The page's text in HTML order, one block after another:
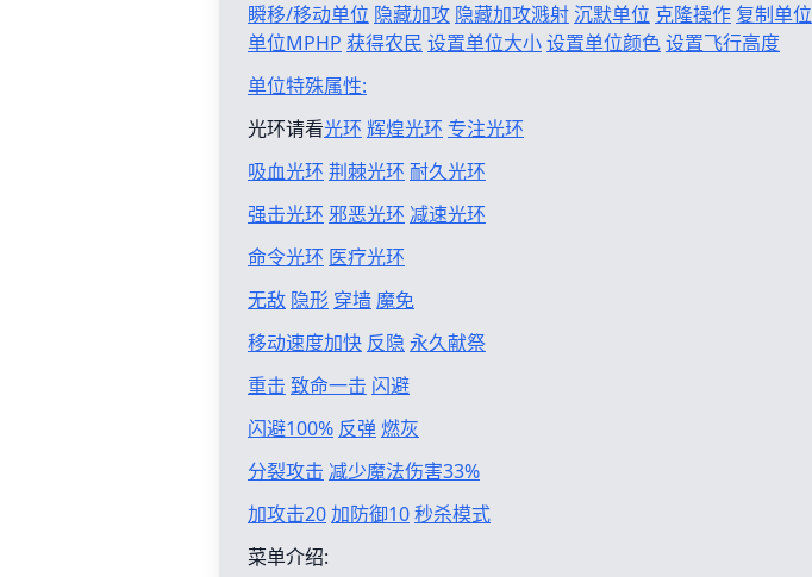
瞬移/移动单位 隐藏加攻 隐藏加攻溅射沉默单位 克隆操作 复制单位
单位MPHP 获得农民 设置单位大小设置单位颜色设置飞行高度
单位特殊属性:
光环请看光环 辉煌光环 专注光环
吸血光环 荆棘光环 耐久光环
强击光环 邪恶光环 减速光环
命令光环 医疗光环
无敌 隐形 穿墙 魔免
移动速度加快 反隐 永久献祭
重击 致命一击 闪避
闪避100% 反弹燃灰
分裂攻击 减少魔法伤害33%
加攻击20加防御10秒杀模式
菜单介绍: